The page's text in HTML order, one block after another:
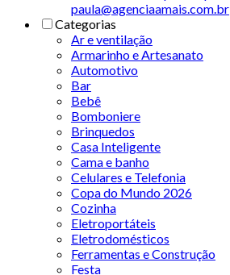
paula@agenciaamais.com.br
Categorias
Ar e ventilação
Armarinho e Artesanato
Automotivo
Bar
Bebê
Bomboniere
Brinquedos
Casa Inteligente
Cama e banho
Celulares e Telefonia
Copa do Mundo 2026
Cozinha
Eletroportáteis
Eletrodomésticos
Ferramentas e Construção
Festa